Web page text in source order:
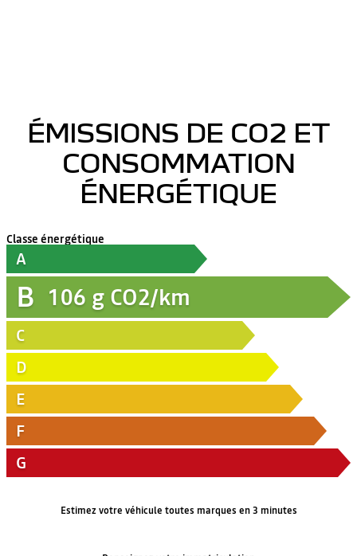
ÉMISSIONS DE CO2 ET
CONSOMMATION
ÉNERGÉTIQUE
Classe énergétique
A
B 106 g CO2/km
C
D
E
F
G
Estimez votre véhicule toutes marques en 3 minutes